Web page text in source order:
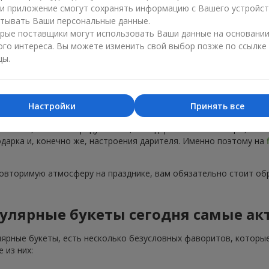
Популярные букеты — тренды сезона
Каждый год появляются новые популярные букеты, а
и, конечно же, настроения дарителя. Именно поэтому на
атмосферу на празднике, вам обязательно стоит
букеты сегодня самые
букеты, есть несколько безусловных фаворитов,
из них:
приложение смогут сохранять информацию с Вашего
Ваши персональные данные.
поставщики могут использовать Ваши данные на основании
интереса. Вы можете изменить свой выбор позже по ссылке
Принять все
Настройки